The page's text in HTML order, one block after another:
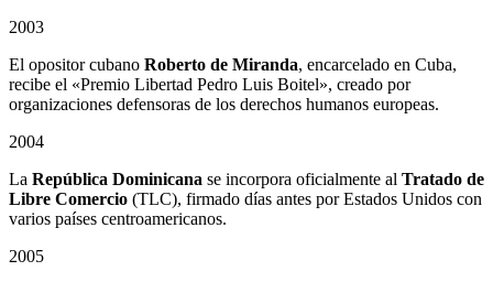
2003
El opositor cubano Roberto de Miranda, encarcelado en Cuba,
recibe el «Premio Libertad Pedro Luis Boitel», creado por
organizaciones defensoras de los derechos humanos europeas.
2004
La República Dominicana se incorpora oficialmente al Tratado de
Libre Comercio (TLC), firmado días antes por Estados Unidos con
varios países centroamericanos.
2005